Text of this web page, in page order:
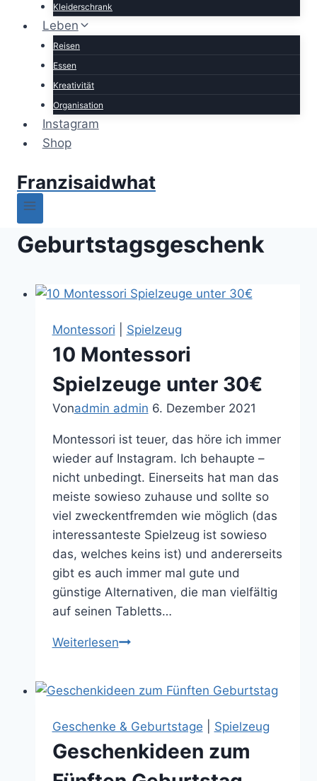
Kleiderschrank
Leben
Reisen
Essen
Kreativität
Organisation
Instagram
Shop
Franzisaidwhat
Geburtstagsgeschenk
Montessori Spielzeug
10 Montessori
Spielzeuge unter 30€
Vonadmin admin 6. Dezember 2021
Montessori ist teuer, das höre ich immer
wieder auf Instagram. Ich behaupte –
nicht unbedingt. Einerseits hat man das
meiste sowieso zuhause und sollte so
viel zweckentfremden wie möglich (das
interessanteste Spielzeug ist sowieso
das, welches keins ist) und andererseits
gibt es auch immer mal gute und
günstige Alternativen, die man vielfältig
auf seinen Tabletts…
Weiterlesen10
unter
Geschenke & Geburtstage Spielzeug
Geschenkideen zum